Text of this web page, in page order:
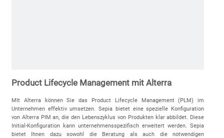
Product Lifecycle Management mit Alterra
MIt Alterra können Sie das Product Lifecycle Management (PLM) im
Unternehmen effektiv umsetzen. Sepia bietet eine spezielle Konfiguration
von Alterra PIM an, die den Lebenszyklus von Produkten klar abbildet. Diese
Initial-Konfiguration kann unternehmensspezifisch erweitert werden. Sepia
bietet Ihnen dazu sowohl die Beratung als auch die notwendigen